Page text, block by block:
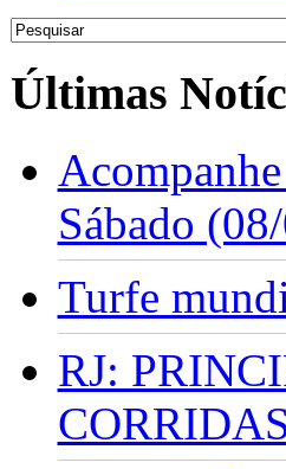
Últimas
Sábado
Turfe
RJ: